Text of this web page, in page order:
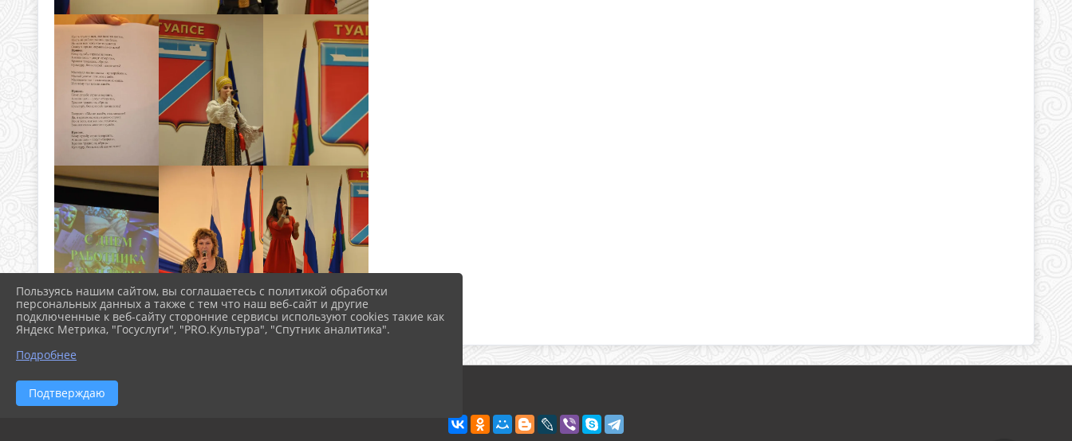
Пользуясь нашим сайтом, вы соглашаетесь с политикой обработки
персональных данных а также с тем что наш веб-сайт и другие
подключенные к веб-сайту сторонние сервисы используют cookies такие как
Яндекс Метрика, "Госуслуги", "PRO.Культура", "Спутник аналитика".
Подробнее
Подтверждаю